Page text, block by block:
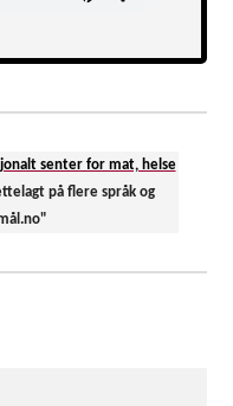
senter for mat, helse
på flere språk og